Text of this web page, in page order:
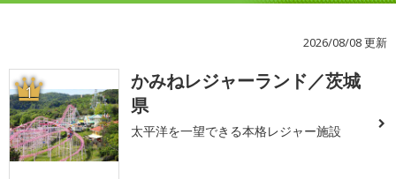
2026/08/08 更新
1
かみねレジャーランド／茨城
県
太平洋を一望できる本格レジャー施設